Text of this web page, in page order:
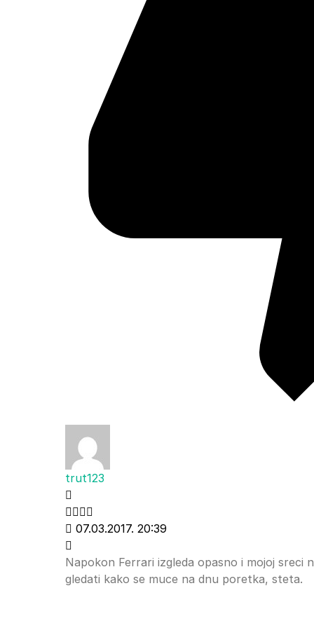
trut123
07.03.2017. 20:39
Napokon Ferrari izgleda opasno i mojoj sreci
gledati kako se muce na dnu poretka, steta.